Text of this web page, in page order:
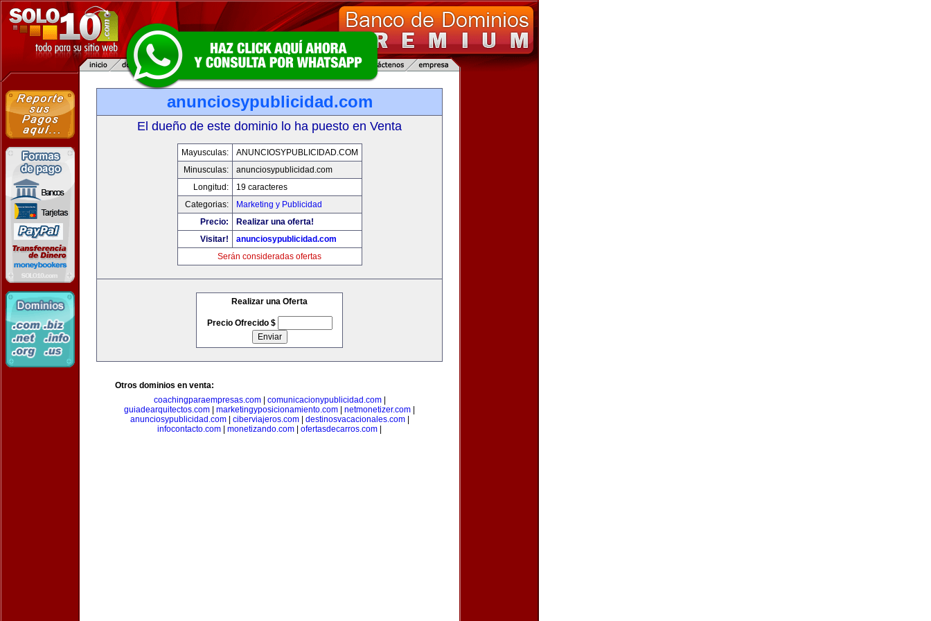
anunciosypublicidad.com
El dueño de este dominio lo ha puesto en Venta
Mayusculas:
ANUNCIOSYPUBLICIDAD.COM
Minusculas:
anunciosypublicidad.com
Longitud:
19 caracteres
Categorias:
Marketing y Publicidad
Precio:
Realizar una oferta!
Visitar!
anunciosypublicidad.com
Serán consideradas ofertas
Realizar una Oferta
Precio Ofrecido $
Otros dominios en venta:
coachingparaempresas.com| comunicacionypublicidad.com|
guiadearquitectos.com
marketingyposicionamiento.com netmonetizer.com
anunciosypublicidad.com| ciberviajeros.com| destinosvacacionales.com|
infocontacto.com
monetizando.com ofertasdecarros.com